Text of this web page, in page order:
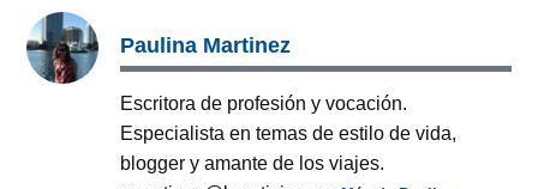
Paulina Martinez
Escritora de profesión y vocación.
Especialista en temas de estilo de vida,
blogger y amante de los viajes.